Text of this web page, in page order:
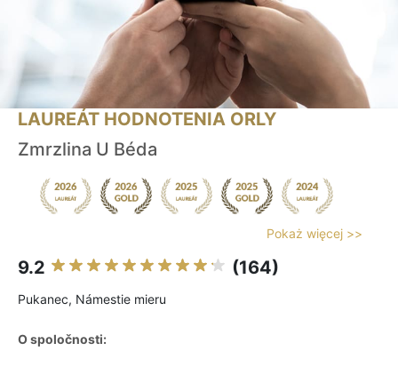
LAUREÁT HODNOTENIA ORLY
Zmrzlina U Béda
Pokaż więcej >>
9.2 (164)
Pukanec, Námestie mieru
O spoločnosti: